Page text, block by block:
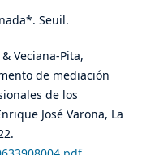
Seuil.
Veciana-Pita,
de mediación
de los
José Varona, La